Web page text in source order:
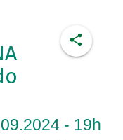
- 19h